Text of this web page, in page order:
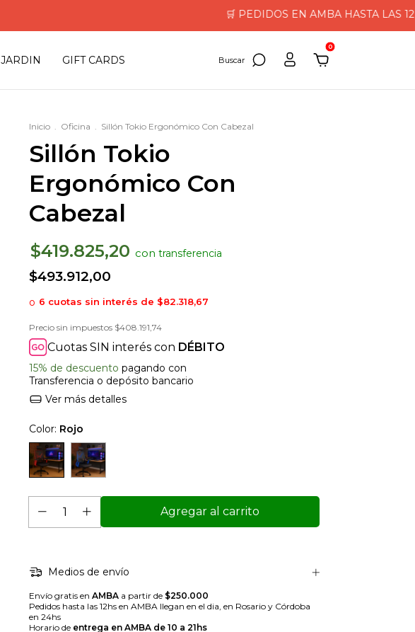
🛒 PEDIDOS EN AMBA HASTA LAS 12HS
JARDIN GIFT CARDS
0
Inicio . Oficina . Sillón Tokio Ergonómico Con Cabezal
Sillón Tokio
Ergonómico Con
Cabezal
$419.825,20 con
$493.912,00
Cuotas SIN interés con DÉBITO
Precio sin impuestos $408.191,74
6 cuotas sin interés de $82.318,67
15% de descuento pagando con
Transferencia o depósito bancario
Ver más detalles
Color: Rojo
Medios de envío
Envío gratis en AMBA a partir de $250.000
Pedidos hasta las 12hs en AMBA llegan en el dia, en Rosario y Córdoba
en 24hs
Horario de entrega en AMBA de 10 a 21hs